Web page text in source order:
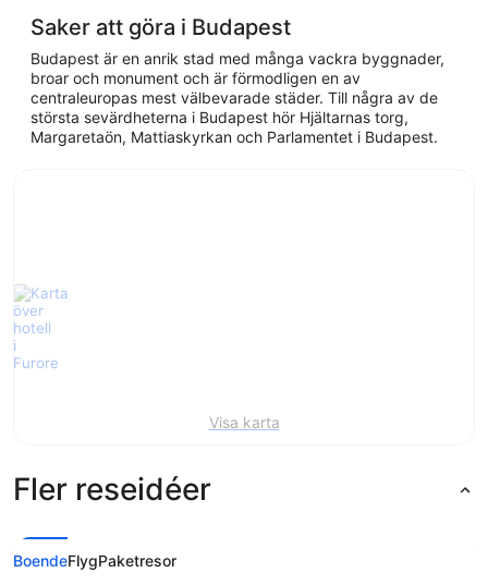
Saker att göra i Budapest
Budapest är en anrik stad med många vackra byggnader,
broar och monument och är förmodligen en av
centraleuropas mest välbevarade städer. Till några av de
största sevärdheterna i Budapest hör Hjältarnas torg,
Margaretaön, Mattiaskyrkan och Parlamentet i Budapest.
Visa karta
Fler reseidéer
BoendeFlygPaketresor